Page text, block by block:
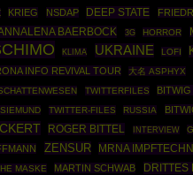
KRIEG NSDAP DEEP STATE
BAERBOCK 3G HORROR
KLIMA UKRAINE LOFI
INFO REVIVAL TOUR 大名 ASPHYX
TWITTERFILES BITWIG
TWITTER-FILES RUSSIA
ROGER BITTEL INTERVIEW
ZENSUR MRNA
MASKE MARTIN SCHWAB DRITTES